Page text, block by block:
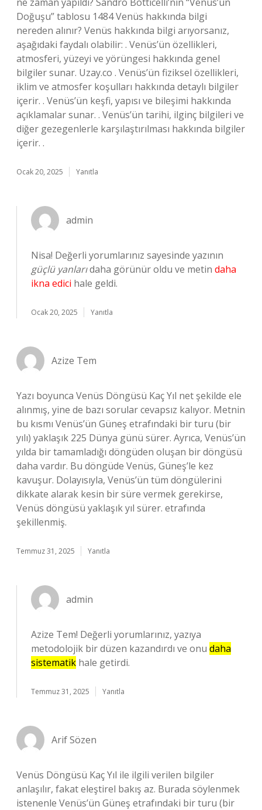
Doğuşu” tablosu 1484 Venüs hakkında bilgi
nereden alınır? Venüs hakkında bilgi arıyorsanız,
aşağıdaki faydalı olabilir: . Venüs’ün özellikleri,
atmosferi, yüzeyi ve yörüngesi hakkında genel
bilgiler sunar. Uzay.co . Venüs’ün fiziksel özellikleri,
iklim ve atmosfer koşulları hakkında detaylı bilgiler
içerir. . Venüs’ün keşfi, yapısı ve bileşimi hakkında
açıklamalar sunar. . Venüs’ün tarihi, ilginç bilgileri ve
diğer gezegenlerle karşılaştırılması hakkında bilgiler
içerir. .
Ocak 20, 2025 Yanıtla
admin
Nisa! Değerli yorumlarınız sayesinde yazının
güçlü yanlarıdaha görünür oldu ve metin daha
ikna edici hale geldi.
Ocak 20, 2025 Yanıtla
Azize Tem
Yazı boyunca Venüs Döngüsü Kaç Yıl net şekilde ele
alınmış, yine de bazı sorular cevapsız kalıyor. Metnin
bu kısmı Venüs’ün Güneş etrafındaki bir turu (bir
yılı) yaklaşık 225 Dünya günü sürer. Ayrıca, Venüs’ün
yılda bir tamamladığı döngüden oluşan bir döngüsü
daha vardır. Bu döngüde Venüs, Güneş’le kez
kavuşur. Dolayısıyla, Venüs’ün tüm döngülerini
dikkate alarak kesin bir süre vermek gerekirse,
Venüs döngüsü yaklaşık yıl sürer. etrafında
şekillenmiş.
Temmuz 31, 2025 Yanıtla
admin
Azize Tem! Değerli yorumlarınız, yazıya
metodolojik bir düzen kazandırdı ve onu daha
sistematik hale getirdi.
Temmuz 31, 2025 Yanıtla
Arif Sözen
Venüs Döngüsü Kaç Yıl ile ilgili verilen bilgiler
anlaşılır, fakat eleştirel bakış az. Burada söylenmek
istenenle Venüs’ün Güneş etrafındaki bir turu (bir